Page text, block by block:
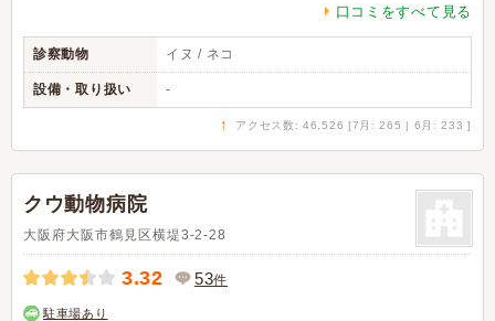
口コミをすべて見る
診察動物 イヌ / ネコ
設備・取り扱い -
↑ アクセス数: 46,526 [7月: 265 | 6月: 233 ]
クウ動物病院
大阪府大阪市鶴見区横堤3-2-28
3.32 53件
駐車場あり